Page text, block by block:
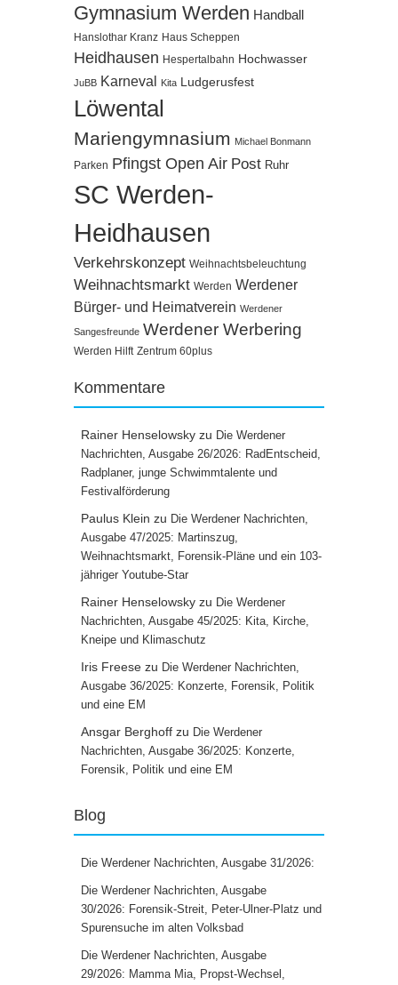
Gymnasium Werden Handball
Hanslothar Kranz Haus Scheppen
Heidhausen Hespertalbahn Hochwasser
JuBB Karneval Kita Ludgerusfest
Löwental
Mariengymnasium Michael Bonmann
Parken Pfingst Open Air Post Ruhr
SC Werden-
Heidhausen
Verkehrskonzept Weihnachtsbeleuchtung
Weihnachtsmarkt Werden Werdener
Bürger- und Heimatverein Werdener
Sangesfreunde Werdener Werbering
Werden Hilft Zentrum 60plus
Kommentare
Rainer Henselowsky zu Die Werdener
Nachrichten, Ausgabe 26/2026: RadEntscheid,
Radplaner, junge Schwimmtalente und
Festivalförderung
Paulus Klein zu Die Werdener Nachrichten,
Ausgabe 47/2025: Martinszug,
Weihnachtsmarkt, Forensik-Pläne und ein 103-
jähriger Youtube-Star
Rainer Henselowsky zu Die Werdener
Nachrichten, Ausgabe 45/2025: Kita, Kirche,
Kneipe und Klimaschutz
Iris Freese zu Die Werdener Nachrichten,
Ausgabe 36/2025: Konzerte, Forensik, Politik
und eine EM
Ansgar Berghoff zu Die Werdener
Nachrichten, Ausgabe 36/2025: Konzerte,
Forensik, Politik und eine EM
Blog
Die Werdener Nachrichten, Ausgabe 31/2026:
Die Werdener Nachrichten, Ausgabe
30/2026: Forensik-Streit, Peter-Ulner-Platz und
Spurensuche im alten Volksbad
Die Werdener Nachrichten, Ausgabe
29/2026: Mamma Mia, Propst-Wechsel,